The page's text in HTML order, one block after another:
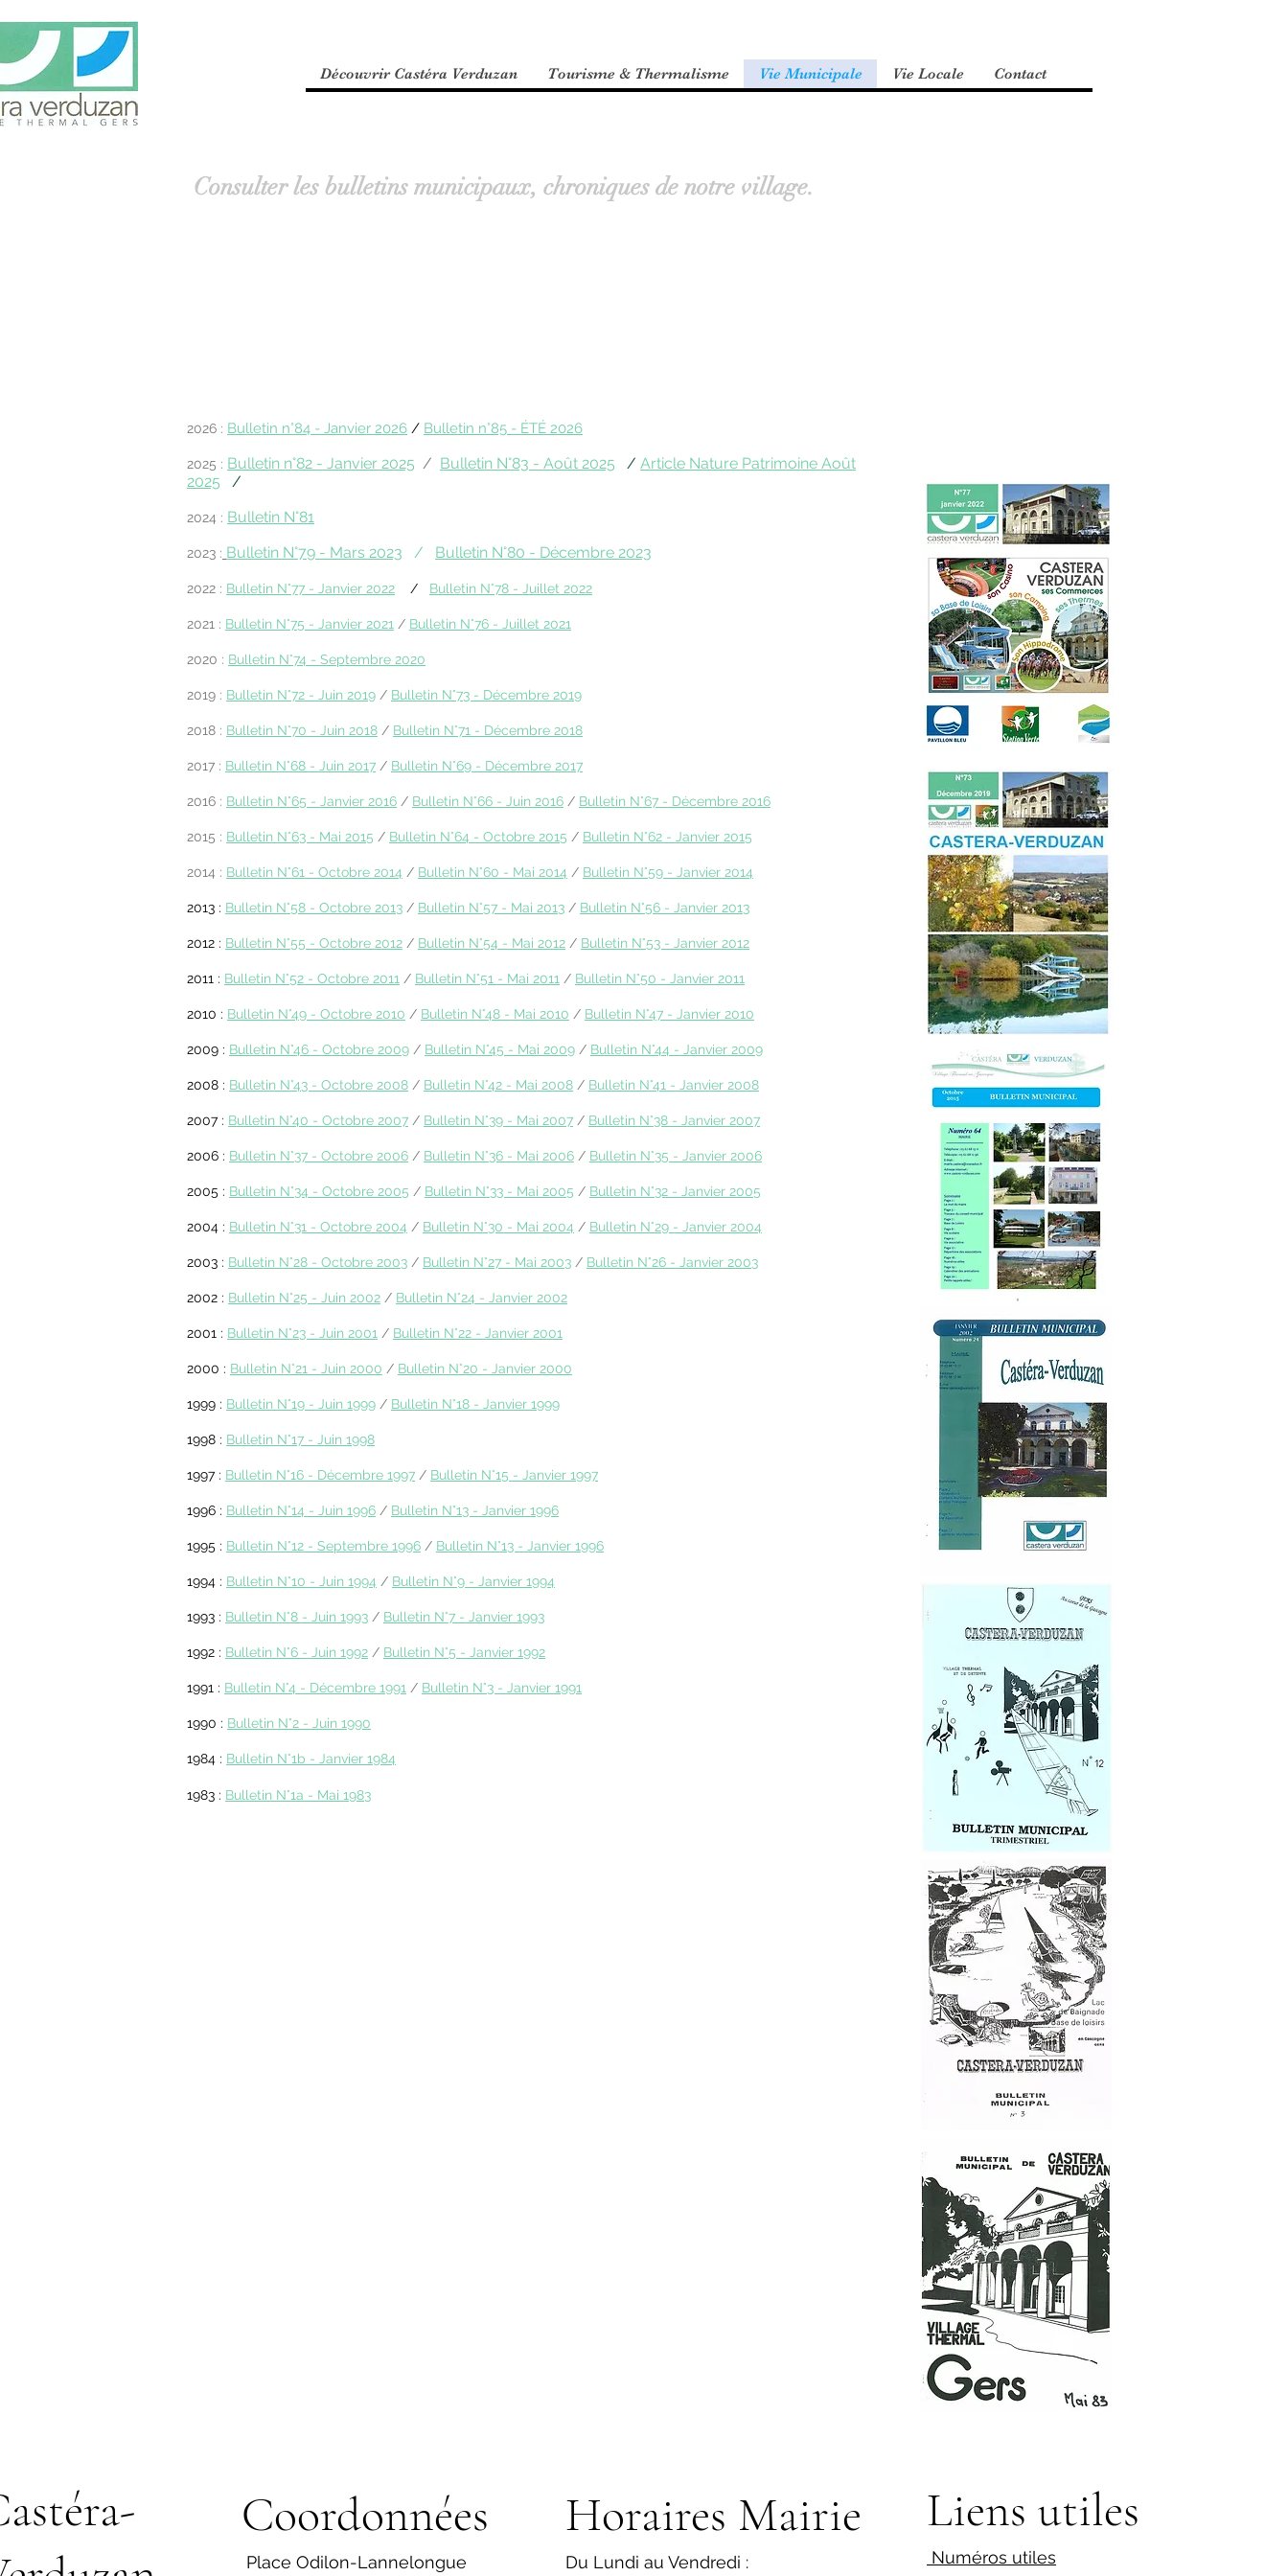
Découvrir Castéra Verduzan Tourisme & Thermalisme Vie Municipale Vie Locale Contact
Consulter les bulletins municipaux, chroniques de notre village.
2026 : Bulletin n°84 - Janvier 2026 / Bulletin n°85 - ÉTÉ 2026
2025 : Bulletin n°82 - Janvier 2025 / Bulletin N°83 - Août 2025 / Article Nature Patrimoine Août
2025 /
2024 : Bulletin N°81
2023 : Bulletin N°79 - Mars 2023 / Bulletin N°80 - Décembre 2023
2022 : Bulletin N°77 - Janvier 2022 / Bulletin N°78 - Juillet 2022
2021 : Bulletin N°75 - Janvier 2021 / Bulletin N°76 - Juillet 2021
2020 : Bulletin N°74 - Septembre 2020
2019 : Bulletin N°72 - Juin 2019 / Bulletin N°73 - Décembre 2019
2018 : Bulletin N°70 - Juin 2018 / Bulletin N°71 - Décembre 2018
2017 : Bulletin N°68 - Juin 2017 / Bulletin N°69 - Décembre 2017
2016 : Bulletin N°65 - Janvier 2016 / Bulletin N°66 - Juin 2016 / Bulletin N°67 - Décembre 2016
2015 : Bulletin N°63 - Mai 2015 / Bulletin N°64 - Octobre 2015 / Bulletin N°62 - Janvier 2015
2014 : Bulletin N°61 - Octobre 2014 / Bulletin N°60 - Mai 2014 / Bulletin N°59 - Janvier 2014
2013 : Bulletin N°58 - Octobre 2013 / Bulletin N°57 - Mai 2013 / Bulletin N°56 - Janvier 2013
2012 : Bulletin N°55 - Octobre 2012 / Bulletin N°54 - Mai 2012 / Bulletin N°53 - Janvier 2012
2011 : Bulletin N°52 - Octobre 2011 / Bulletin N°51 - Mai 2011 / Bulletin N°50 - Janvier 2011
2010 : Bulletin N°49 - Octobre 2010 / Bulletin N°48 - Mai 2010 / Bulletin N°47 - Janvier 2010
2009 : Bulletin N°46 - Octobre 2009 / Bulletin N°45 - Mai 2009 / Bulletin N°44 - Janvier 2009
2008 : Bulletin N°43 - Octobre 2008 / Bulletin N°42 - Mai 2008 / Bulletin N°41 - Janvier 2008
2007 : Bulletin N°40 - Octobre 2007 / Bulletin N°39 - Mai 2007 / Bulletin N°38 - Janvier 2007
2006 : Bulletin N°37 - Octobre 2006 / Bulletin N°36 - Mai 2006 / Bulletin N°35 - Janvier 2006
2005 : Bulletin N°34 - Octobre 2005 / Bulletin N°33 - Mai 2005 / Bulletin N°32 - Janvier 2005
2004 : Bulletin N°31 - Octobre 2004 / Bulletin N°30 - Mai 2004 / Bulletin N°29 - Janvier 2004
2003 : Bulletin N°28 - Octobre 2003 / Bulletin N°27 - Mai 2003 / Bulletin N°26 - Janvier 2003
2002 : Bulletin N°25 - Juin 2002 / Bulletin N°24 - Janvier 2002
2001 : Bulletin N°23 - Juin 2001 / Bulletin N°22 - Janvier 2001
2000 : Bulletin N°21 - Juin 2000 / Bulletin N°20 - Janvier 2000
1999 : Bulletin N°19 - Juin 1999 / Bulletin N°18 - Janvier 1999
1998 : Bulletin N°17 - Juin 1998
1997 : Bulletin N°16 - Décembre 1997 / Bulletin N°15 - Janvier 1997
1996 : Bulletin N°14 - Juin 1996 / Bulletin N°13 - Janvier 1996
1995 : Bulletin N°12 - Septembre 1996 / Bulletin N°13 - Janvier 1996
1994 : Bulletin N°10 - Juin 1994 / Bulletin N°9 - Janvier 1994
1993 : Bulletin N°8 - Juin 1993 / Bulletin N°7 - Janvier 1993
1992 : Bulletin N°6 - Juin 1992 / Bulletin N°5 - Janvier 1992
1991 : Bulletin N°4 - Décembre 1991 / Bulletin N°3 - Janvier 1991
1990 : Bulletin N°2 - Juin 1990
1984 : Bulletin N°1b - Janvier 1984
1983 : Bulletin N°1a - Mai 1983
Coordonnées
Place Odilon-Lannelongue
Horaires Mairie
Du Lundi au Vendredi :
Liens utiles
Numéros utiles